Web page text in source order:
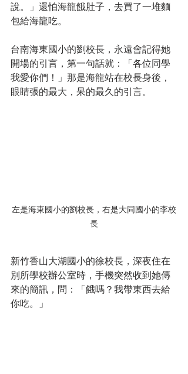
說。」還怕海龍餓肚子，去買了一堆麵
包給海龍吃。
台南海東國小的劉校長，永遠會記得她
開場的引言，第一句話就：「各位同學
我愛你們！」那是海龍站在校長身後，
眼睛張的最大，呆的最久的引言。
左是海東國小的劉校長，右是大同國小的李校
長
新竹香山大湖國小的徐校長，深夜住在
別所學校辦公室時，手機突然收到她傳
來的簡訊，問：「餓嗎？我帶東西去給
你吃。」